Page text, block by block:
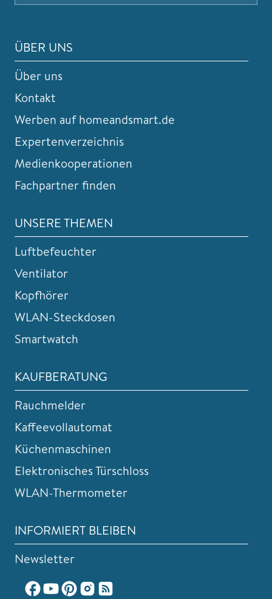
ÜBER UNS
Über uns
Kontakt
Werben auf homeandsmart.de
Expertenverzeichnis
Medienkooperationen
Fachpartner finden
UNSERE THEMEN
Luftbefeuchter
Ventilator
Kopfhörer
WLAN-Steckdosen
Smartwatch
KAUFBERATUNG
Rauchmelder
Kaffeevollautomat
Küchenmaschinen
Elektronisches Türschloss
WLAN-Thermometer
INFORMIERT BLEIBEN
Newsletter